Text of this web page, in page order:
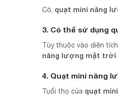
Có, quạt mini năng
3. Có thể sử dụng
Tùy thuộc vào diện
năng lượng mặt trời
4. Quạt mini năng
Tuổi thọ của quạt